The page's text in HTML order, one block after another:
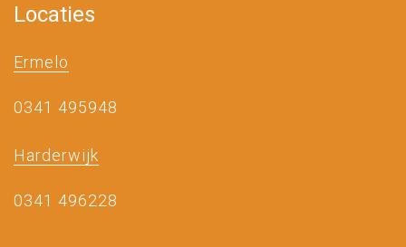
Locaties
Ermelo
0341 495948
Harderwijk
0341 496228